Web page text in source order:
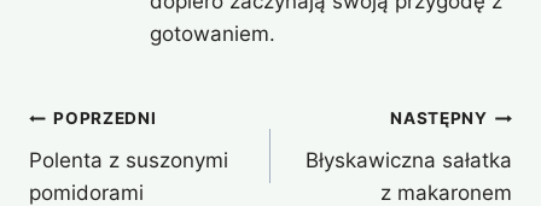
gotowaniem.
Nawigacja
wpisu
POPRZEDNI
Polenta z suszonymi
pomidorami
NASTĘPNY
Błyskawiczna sałatka
z makaronem